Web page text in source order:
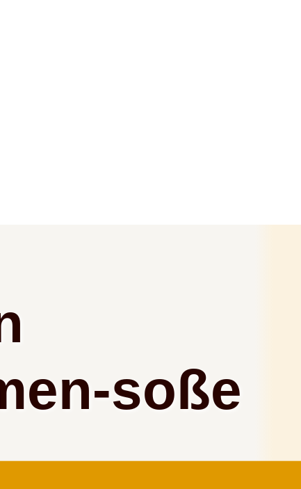
soße